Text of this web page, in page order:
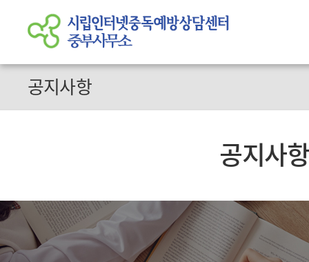
공지사항
공지사